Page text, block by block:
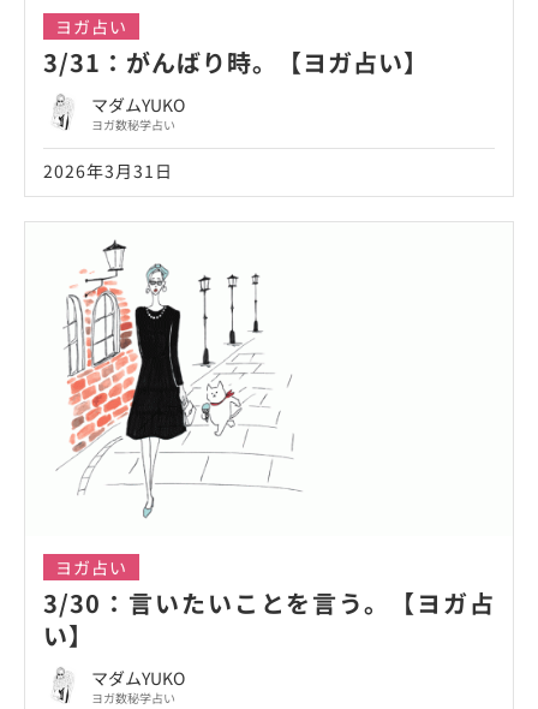
ヨガ占い
3/31：がんばり時。【ヨガ占い】
マダムYUKO
ヨガ数秘学占い
2026年3月31日
ヨガ占い
3/30：言いたいことを言う。【ヨガ占
い】
マダムYUKO
ヨガ数秘学占い